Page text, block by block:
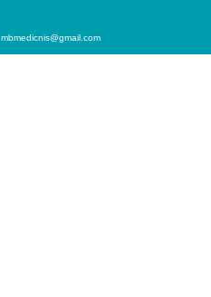
mbmedicnis@gmail.com